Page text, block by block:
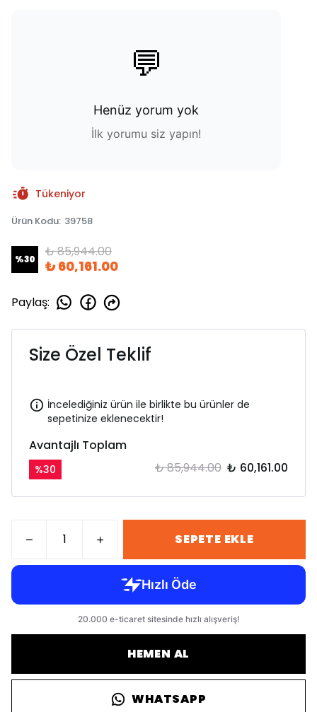
💬
Henüz yorum yok
İlk yorumu siz yapın!
Tükeniyor
Ürün Kodu: 39758
%30 ₺ 85,944.00
₺ 60,161.00
Paylaş:
Size Özel Teklif
İncelediğiniz ürün ile birlikte bu ürünler de
sepetinize eklenecektir!
Avantajlı Toplam
%30 ₺ 85,944.00 ₺ 60,161.00
SEPETE EKLE
HEMEN AL
WHATSAPP